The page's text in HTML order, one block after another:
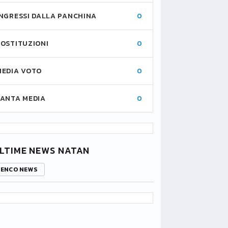
DALLA PANCHINA 0
0
VOTO 0
MEDIA 0
NEWS NATAN
NEWS